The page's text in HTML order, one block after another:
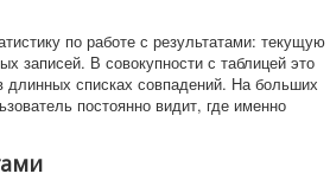
по работе с результатами: текущую
записей. В совокупности с таблицей это
длинных списках совпадений. На больших
постоянно видит, где именно